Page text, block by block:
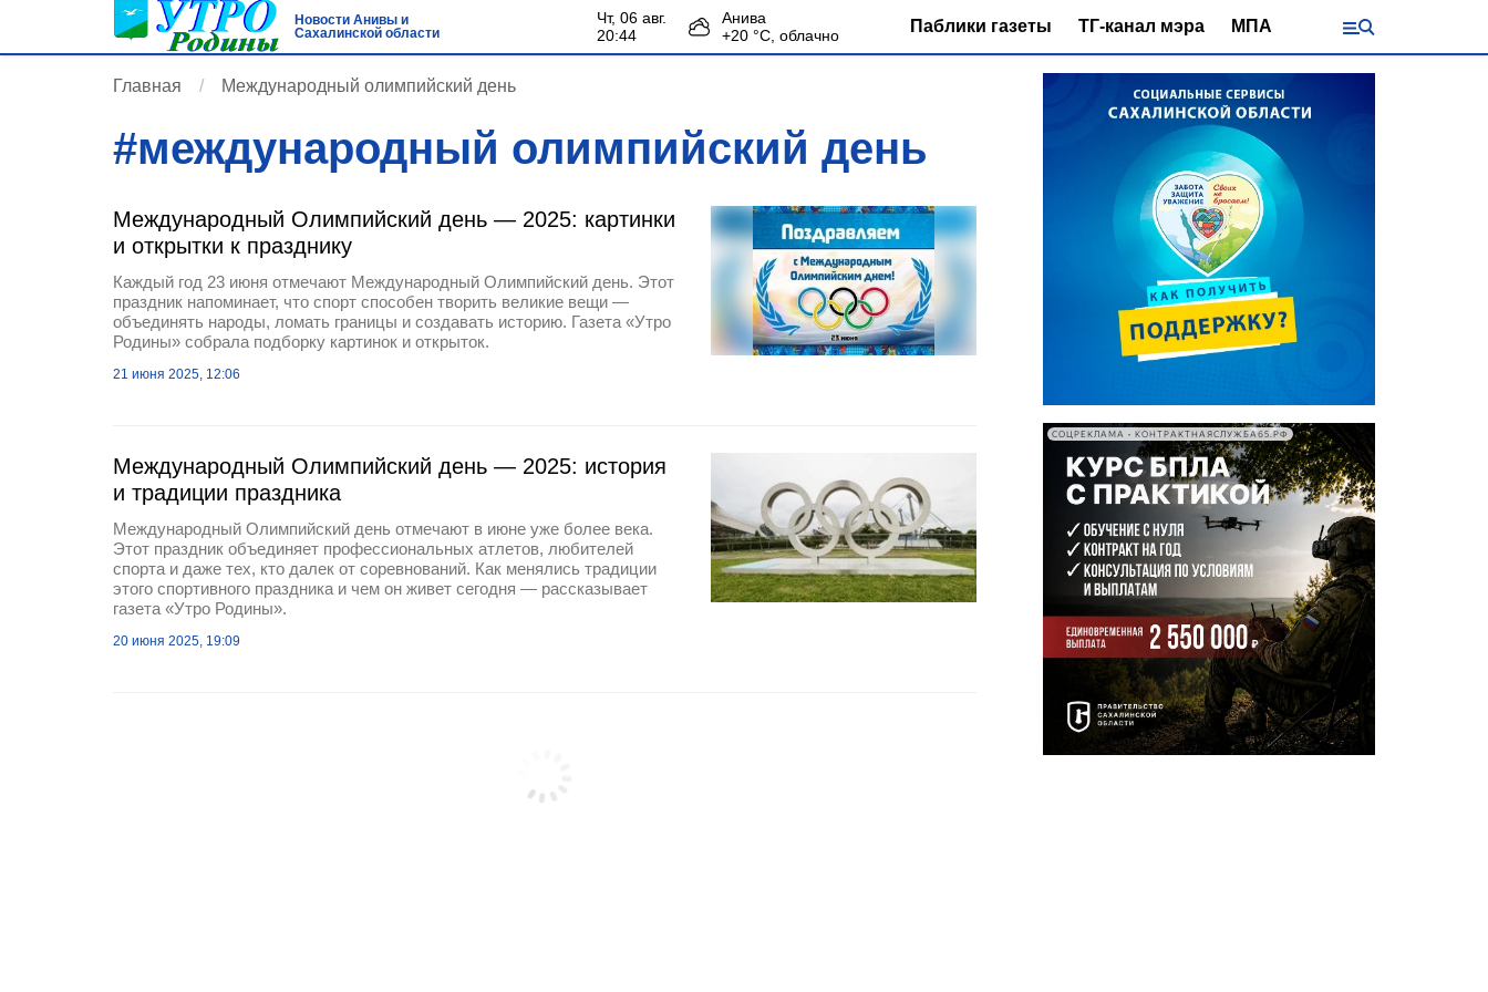
Новости Анивы и
Сахалинской области
чт, 06 авг.
20:44
Анива
+20 °С, облачно Паблики газеты ТГ-канал мэра МПА
Главная Международный олимпийский день
#международный олимпийский день
Международный Олимпийский день — 2025: картинки
и открытки к празднику
Каждый год 23 июня отмечают Международный Олимпийский день. Этот
праздник напоминает, что спорт способен творить великие вещи —
объединять народы, ломать границы и создавать историю. Газета «Утро
Родины» собрала подборку картинок и открыток.
21 июня 2025, 12:06
Международный Олимпийский день — 2025: история
и традиции праздника
Международный Олимпийский день отмечают в июне уже более века.
Этот праздник объединяет профессиональных атлетов, любителей
спорта и даже тех, кто далек от соревнований. Как менялись традиции
этого спортивного праздника и чем он живет сегодня — рассказывает
газета «Утро Родины».
20 июня 2025, 19:09
СОЦРЕКЛАМА • КОНТРАКТНАЯСЛУЖБА65.РФ